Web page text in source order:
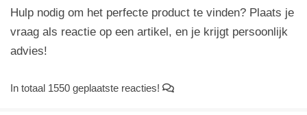
Hulp nodig om het perfecte product te vinden? Plaats je
vraag als reactie op een artikel, en je krijgt persoonlijk
advies!
In totaal 1550 geplaatste reacties!